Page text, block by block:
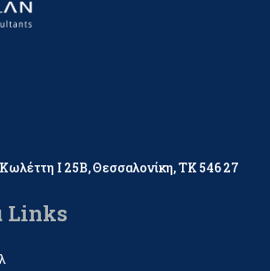
Ι 25Β, Θεσσαλονίκη, ΤΚ 546 27
Links